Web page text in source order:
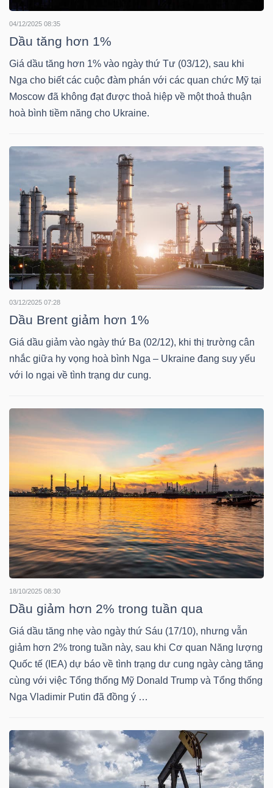
04/12/2025 08:35
Dầu tăng hơn 1%
Giá dầu tăng hơn 1% vào ngày thứ Tư (03/12), sau khi
Nga cho biết các cuộc đàm phán với các quan chức Mỹ tại
Moscow đã không đạt được thoả hiệp về một thoả thuận
hoà bình tiềm năng cho Ukraine.
03/12/2025 07:28
Dầu Brent giảm hơn 1%
Giá dầu giảm vào ngày thứ Ba (02/12), khi thị trường cân
nhắc giữa hy vọng hoà bình Nga – Ukraine đang suy yếu
với lo ngại về tình trạng dư cung.
18/10/2025 08:30
Dầu giảm hơn 2% trong tuần qua
Giá dầu tăng nhẹ vào ngày thứ Sáu (17/10), nhưng vẫn
giảm hơn 2% trong tuần này, sau khi Cơ quan Năng lượng
Quốc tế (IEA) dự báo về tình trạng dư cung ngày càng tăng
cùng với việc Tổng thống Mỹ Donald Trump và Tổng thống
Nga Vladimir Putin đã đồng ý …
PHIẾU
CỤ
TRUY
XUẤT
DỮ
LIỆU
Ngành
(-)
SECTOR
NĂNG
NGUYÊN
VẬT
LIỆU
CÔNG
NGHIỆP
DÙNG
KHÔNG
THIẾT